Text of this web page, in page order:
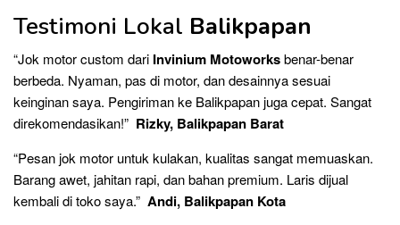
Testimoni Lokal Balikpapan
“Jok motor custom dari Invinium Motoworksbenar-benar
berbeda. Nyaman, pas di motor, dan desainnya sesuai
keinginan saya. Pengiriman ke Balikpapan juga cepat. Sangat
direkomendasikan!” Rizky, Balikpapan Barat
“Pesan jok motor untuk kulakan, kualitas sangat memuaskan.
Barang awet, jahitan rapi, dan bahan premium. Laris dijual
kembali di toko saya.” Andi, Balikpapan Kota